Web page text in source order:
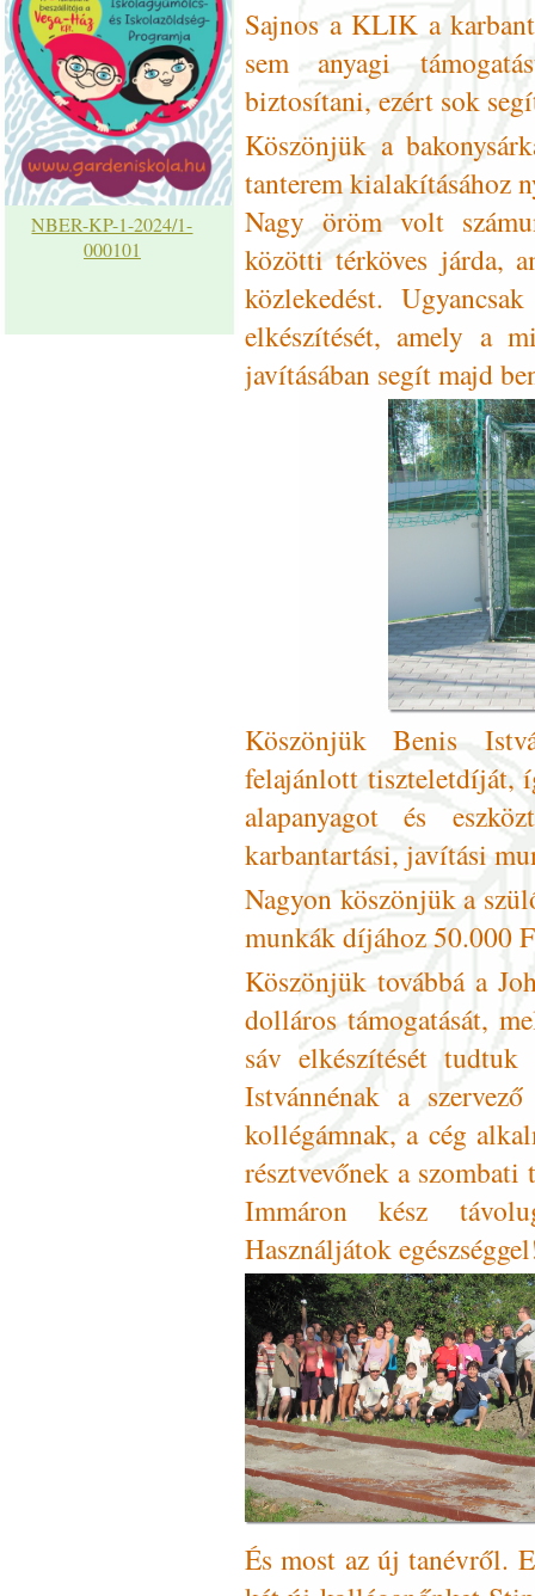
NBER-KP-1-2024/1-
000101
Sajnos a KLIK a
sem anyagi
biztosítani, ezért sok
Köszönjük a
tanterem kialakításához
Nagy öröm volt
közötti térköves járda,
közlekedést.
elkészítését, amely a
javításában segít majd
Köszönjük Benis
felajánlott tiszteletdíját,
alapanyagot és
karbantartási, javítási
Nagyon köszönjük a
munkák díjához 50.000
Köszönjük továbbá a
dolláros támogatását,
sáv elkészítését
Istvánnénak a
kollégámnak, a cég
résztvevőnek a
Immáron kész
Használjátok
És most az új tanévről.